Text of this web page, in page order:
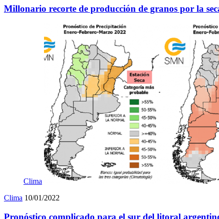
Millonario recorte de producción de granos por la
Clima
Clima 10/01/2022
Pronóstico complicado para el sur del litoral